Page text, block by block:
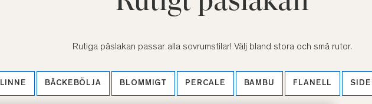
Rutiga påslakan passar alla sovrumstilar! Välj bland stora och små rutor.
LINNE BÄCKEBÖLJA BLOMMIGT PERCALE BAMBU FLANELL